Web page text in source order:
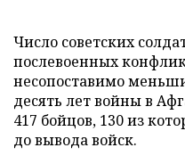
Число советских
послевоенных
несопоставимо
десять лет войны в
417 бойцов, 130 из
до вывода войск.